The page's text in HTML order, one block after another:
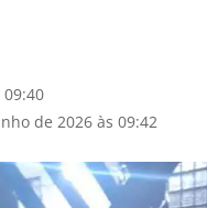
de 2026 às 09:42